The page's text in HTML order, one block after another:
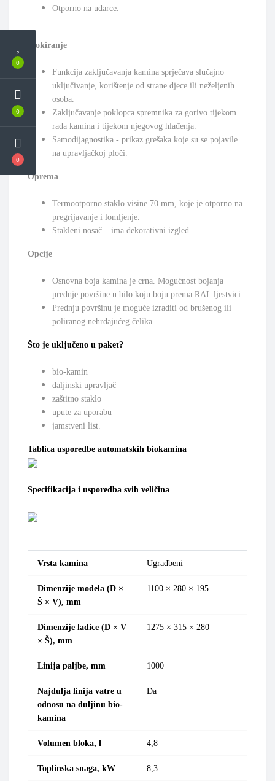
0
0
0
Otporno na udarce.
Blokiranje
Funkcija zaključavanja kamina sprječava slučajno
uključivanje, korištenje od strane djece ili neželjenih
osoba.
Zaključavanje poklopca spremnika za gorivo tijekom
rada kamina i tijekom njegovog hlađenja.
Samodijagnostika - prikaz grešaka koje su se pojavile
na upravljačkoj ploči.
Oprema
Termootporno staklo visine 70 mm, koje je otporno na
pregrijavanje i lomljenje.
Stakleni nosač – ima dekorativni izgled.
Opcije
Osnovna boja kamina je crna. Mogućnost bojanja
prednje površine u bilo koju boju prema RAL ljestvici.
Prednju površinu je moguće izraditi od brušenog ili
poliranog nehrđajućeg čelika.
Što je uključeno u paket?
bio-kamin
daljinski upravljač
zaštitno staklo
upute za uporabu
jamstveni list.
Tablica usporedbe automatskih biokamina
Specifikacija i usporedba svih veličina
Vrsta kamina Ugradbeni
Dimenzije modela (D ×
Š × V), mm
1100 × 280 × 195
Dimenzije ladice (D × V
× Š), mm
1275 × 315 × 280
Linija paljbe, mm 1000
Najdulja linija vatre u
odnosu na duljinu bio-
kamina
Da
Volumen bloka, l 4,8
Toplinska snaga, kW 8,3